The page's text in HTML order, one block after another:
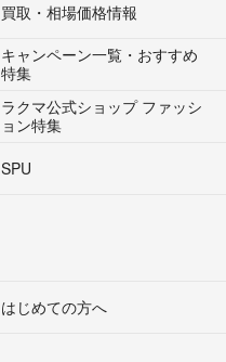
買取・相場価格情報
キャンペーン一覧・おすすめ
特集
ラクマ公式ショップ ファッシ
ョン特集
SPU
はじめての方へ